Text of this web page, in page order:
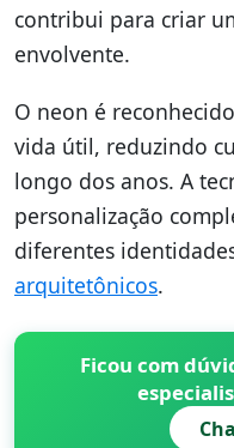
contribui para criar
envolvente.
O neon é
vida útil, reduzindo
longo dos anos. A
personalização
diferentes
arquitetônicos.
Ficou com